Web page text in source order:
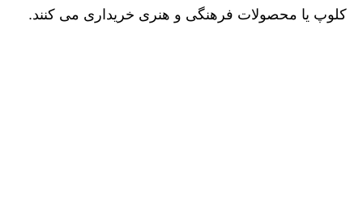
کلوپ یا محصولات فرهنگی و هنری خریداری می کنند.